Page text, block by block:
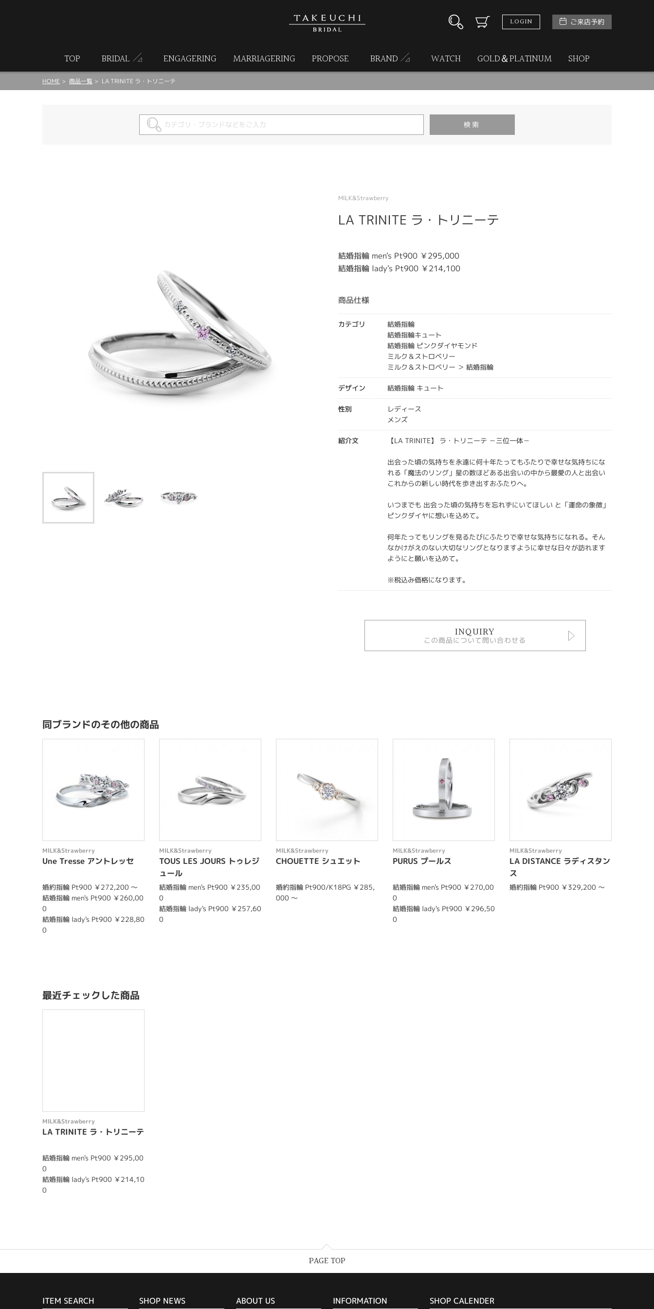
LOGIN ご来店予約
TOP BRIDAL ENGAGERING MARRIAGERING PROPOSE BRAND WATCH GOLD＆PLATINUM SHOP
HOME 商品一覧 LA TRINITE ラ・トリニーテ
MILK&Strawberry
LA TRINITE ラ・トリニーテ
結婚指輪 men's Pt900 ￥295,000
結婚指輪 lady's Pt900 ￥214,100
商品仕様
カテゴリ
結婚指輪
結婚指輪キュート
結婚指輪 ピンクダイヤモンド
ミルク＆ストロベリー
ミルク＆ストロベリー ＞ 結婚指輪
デザイン 結婚指輪 キュート
性別
レディース
メンズ
紹介文 【LA TRINITE】 ラ・トリニーテ －三位一体－
出会った頃の気持ちを永遠に何十年たってもふたりで幸せな気持ちにな
れる「魔法のリング」星の数ほどある出会いの中から最愛の人と出会い
これからの新しい時代を歩き出すおふたりへ。
いつまでも 出会った頃の気持ちを忘れずにいてほしい と「運命の象徴」
ピンクダイヤに想いを込めて。
何年たってもリングを見るたびにふたりで幸せな気持ちになれる。そん
なかけがえのない大切なリングとなりますように幸せな日々が訪れます
ようにと願いを込めて。
※税込み価格になります。
INQUIRY
この商品について問い合わせる
同ブランドのその他の商品
MILK&Strawberry
Une Tresse アントレッセ
婚約指輪 Pt900 ￥272,200 〜
結婚指輪 men's Pt900 ￥260,00
0
結婚指輪 lady's Pt900 ￥228,80
0
MILK&Strawberry
TOUS LES JOURS トゥレジ
ュール
結婚指輪 men's Pt900 ￥235,00
0
結婚指輪 lady's Pt900 ￥257,60
0
MILK&Strawberry
CHOUETTE シュエット
婚約指輪 Pt900/K18PG ￥285,
000 ～
MILK&Strawberry
PURUS プールス
結婚指輪 men's Pt900 ￥270,00
0
結婚指輪 lady's Pt900 ￥296,50
0
MILK&Strawberry
LA DISTANCE ラディスタン
ス
婚約指輪 Pt900 ￥329,200 ～
最近チェックした商品
MILK&Strawberry
LA TRINITE ラ・トリニーテ
結婚指輪 men's Pt900 ￥295,00
0
結婚指輪 lady's Pt900 ￥214,10
0
PAGE TOP
ITEM SEARCH SHOP NEWS ABOUT US INFORMATION SHOP CALENDER